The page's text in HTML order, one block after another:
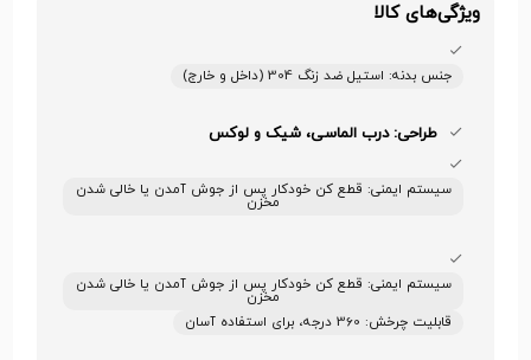
ویژگی‌های کالا
جنس بدنه: استیل ضد زنگ 304 (داخل و خارج)
طراحی: درب الماسی، شیک و لوکس
سیستم ایمنی: قطع کن خودکار پس از جوش آمدن یا خالی شدن
مخزن
سیستم ایمنی: قطع کن خودکار پس از جوش آمدن یا خالی شدن
مخزن
قابلیت چرخش: 360 درجه، برای استفاده آسان